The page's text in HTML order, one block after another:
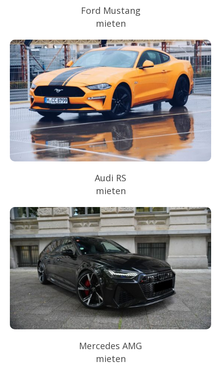
Ford Mustang
mieten
Audi RS
mieten
Mercedes AMG
mieten